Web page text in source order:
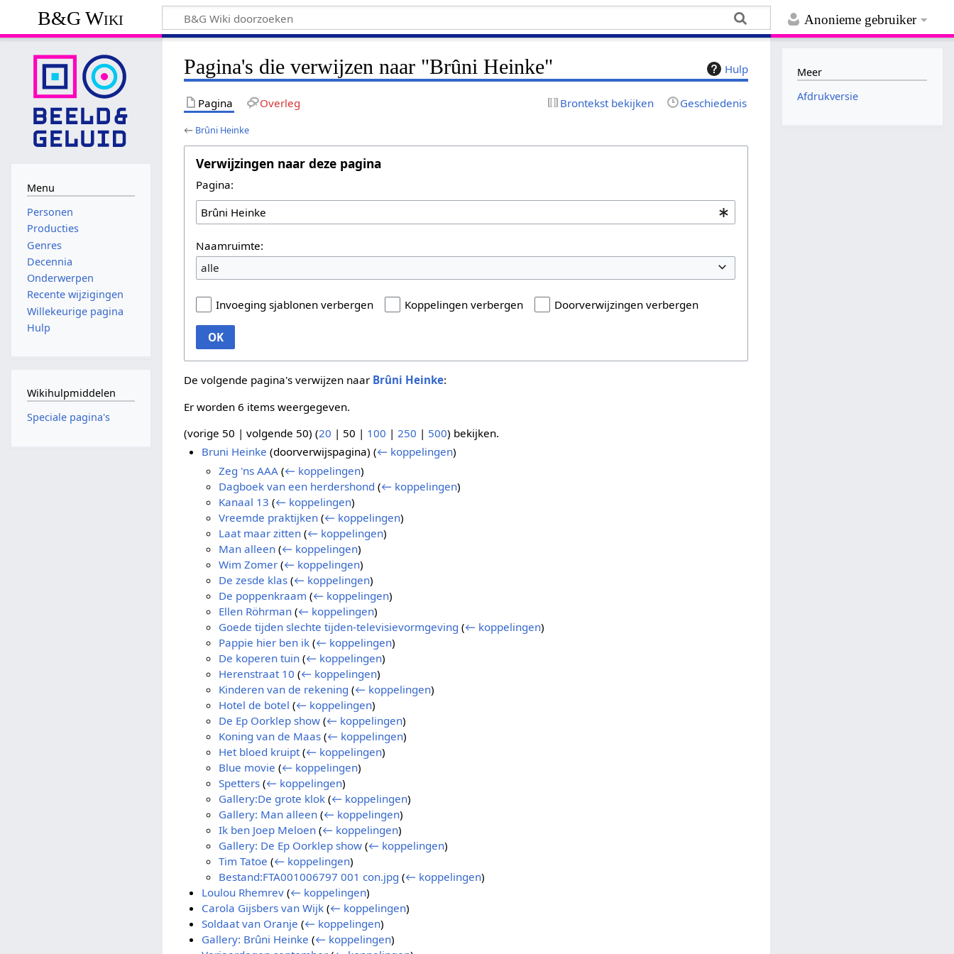
Anonieme gebruiker
B&G Wiki
Hulp
Pagina's die verwijzen naar "Brûni Heinke"
Pagina Overleg Brontekst bekijken Geschiedenis
← Brûni Heinke
Verwijzingen naar deze pagina
Pagina:
Naamruimte:
alle
Invoeging sjablonen verbergen Koppelingen verbergen Doorverwijzingen verbergen
OK
De volgende pagina's verwijzen naar Brûni Heinke:
Er worden 6 items weergegeven.
(vorige 50 |volgende 50) (20 | 50 | 100 | 250 | 500) bekijken.
Bruni Heinke (doorverwijspagina) (← koppelingen)
Zeg 'ns AAA (← koppelingen)
Dagboek van een herdershond (← koppelingen)
Kanaal 13 (← koppelingen)
Vreemde praktijken (← koppelingen)
Laat maar zitten (← koppelingen)
Man alleen (← koppelingen)
Wim Zomer (← koppelingen)
De zesde klas (← koppelingen)
De poppenkraam (← koppelingen)
Ellen Röhrman (← koppelingen)
Goede tijden slechte tijden-televisievormgeving (← koppelingen)
Pappie hier ben ik (← koppelingen)
De koperen tuin (← koppelingen)
Herenstraat 10 (← koppelingen)
Kinderen van de rekening (← koppelingen)
Hotel de botel (← koppelingen)
De Ep Oorklep show (← koppelingen)
Koning van de Maas (← koppelingen)
Het bloed kruipt (← koppelingen)
Blue movie (← koppelingen)
Spetters (← koppelingen)
Gallery:De grote klok (← koppelingen)
Gallery: Man alleen (← koppelingen)
Ik ben Joep Meloen (← koppelingen)
Gallery: De Ep Oorklep show (← koppelingen)
Tim Tatoe (← koppelingen)
Bestand:FTA001006797 001 con.jpg (← koppelingen)
Loulou Rhemrev (← koppelingen)
Carola Gijsbers van Wijk (← koppelingen)
Soldaat van Oranje (← koppelingen)
Gallery: Brûni Heinke (← koppelingen)
Menu
Personen
Producties
Genres
Decennia
Onderwerpen
Recente wijzigingen
Willekeurige pagina
Hulp
Wikihulpmiddelen
Speciale pagina's
Meer
Afdrukversie